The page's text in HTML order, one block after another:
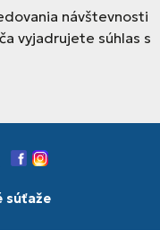
návštevnosti
vyjadrujete súhlas s
Facebook
Instagram
súťaže